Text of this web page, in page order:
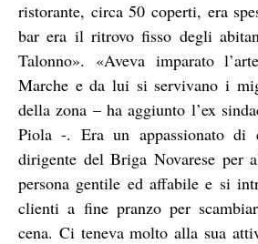
ristorante, circa 50 coperti, era
bar era il ritrovo fisso degli
Talonno».
«Aveva imparato
Marche e da lui si servivano i
della zona – ha aggiunto l’ex
Piola -. Era un appassionato di
dirigente del Briga Novarese per
persona gentile ed affabile e si
clienti a fine pranzo per
cena. Ci teneva molto alla sua